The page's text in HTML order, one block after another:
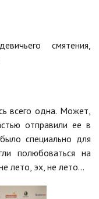
смятения,
всего одна. Может,
отправили ее в
специально для
полюбоваться на
лето, эх, не лето…